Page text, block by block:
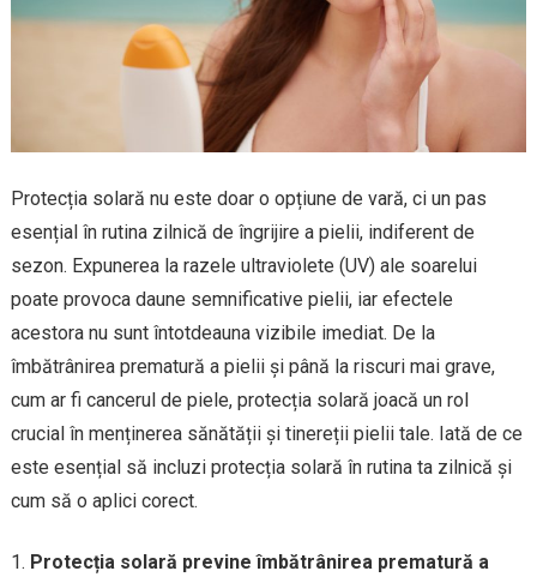
Protecția solară nu este doar o opțiune de vară, ci un pas
esențial în rutina zilnică de îngrijire a pielii, indiferent de
sezon. Expunerea la razele ultraviolete (UV) ale soarelui
poate provoca daune semnificative pielii, iar efectele
acestora nu sunt întotdeauna vizibile imediat. De la
îmbătrânirea prematură a pielii și până la riscuri mai grave,
cum ar fi cancerul de piele, protecția solară joacă un rol
crucial în menținerea sănătății și tinereții pielii tale. Iată de ce
este esențial să incluzi protecția solară în rutina ta zilnică și
cum să o aplici corect.
Protecția solară previne îmbătrânirea prematură a